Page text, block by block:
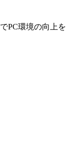
でPC環境の向上を